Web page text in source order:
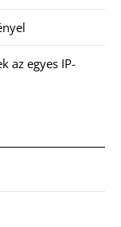
az egyes IP-